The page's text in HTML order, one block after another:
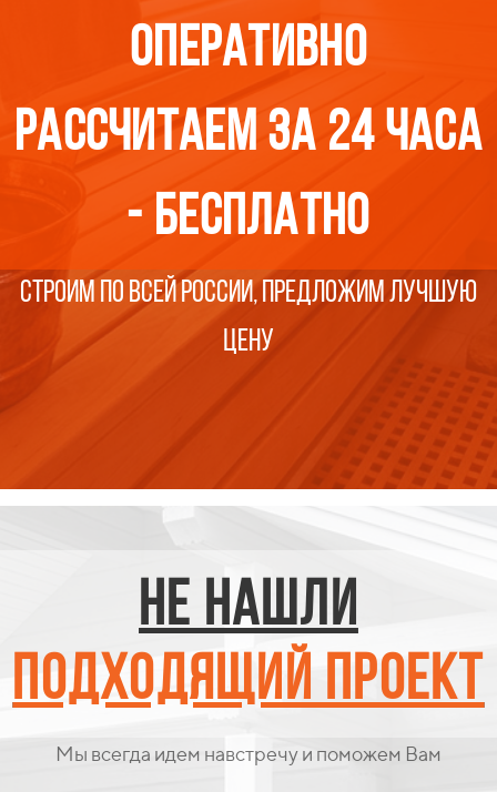
оперативно
рассчитаем за 24 часа
- бесплатно
Строим по всей россии, предложим лучшую
цену
НЕ нашли
Подходящий проект
Мы всегда идем навстречу и поможем Вам